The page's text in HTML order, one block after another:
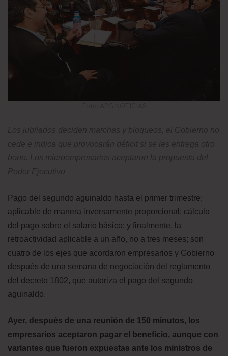
Los jubilados deciden marchas y bloqueos, el Gobierno no
cede e indica que provocarán déficit si se les entrega otro
bono. Los microempresarios aceptaron la propuesta del
Poder Ejecutivo
Pago del segundo aguinaldo hasta el primer trimestre;
aplicable de manera inversamente proporcional; cálculo
del pago sobre el salario básico; y finalmente, la
retroactividad aplicable a un año, no a tres meses; son
cuatro de los ejes que acordaron empresarios y Gobierno
después de una semana de negociación del reglamento
del decreto 1802, que autoriza el pago del segundo
aguinaldo.
Ayer, después de una reunión de 150 minutos, los
empresarios aceptaron pagar el beneficio, aunque con
variantes que fueron expuestas ante los ministros de